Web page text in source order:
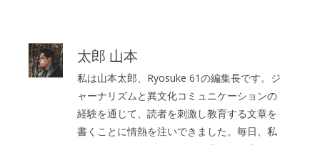
太郎 山本
私は山本太郎、Ryosuke 61の編集長です。ジ
ャーナリズムと異文化コミュニケーションの
経験を通じて、読者を刺激し教育する文章を
書くことに情熱を注いできました。毎日、私